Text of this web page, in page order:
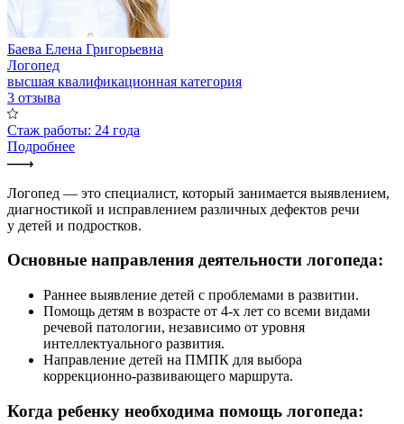
Баева Елена Григорьевна
Логопед
высшая квалификационная категория
3 отзыва
Стаж работы: 24 года
Подробнее
Логопед — это специалист, который занимается выявлением,
диагностикой и исправлением различных дефектов речи
у детей и подростков.
Основные направления деятельности логопеда:
Раннее выявление детей с проблемами в развитии.
Помощь детям в возрасте от 4-х лет со всеми видами
речевой патологии, независимо от уровня
интеллектуального развития.
Направление детей на ПМПК для выбора
коррекционно-развивающего маршрута.
Когда ребенку необходима помощь логопеда: